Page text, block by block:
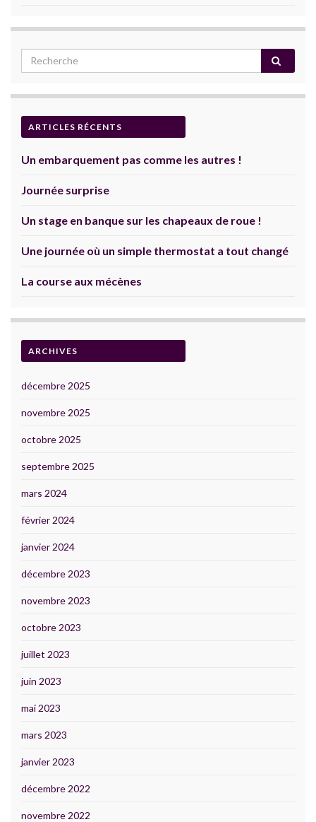
ARTICLES RÉCENTS
Un embarquement pas comme les autres !
Journée surprise
Un stage en banque sur les chapeaux de roue !
Une journée où un simple thermostat a tout changé
La course aux mécènes
ARCHIVES
décembre 2025
novembre 2025
octobre 2025
septembre 2025
mars 2024
février 2024
janvier 2024
décembre 2023
novembre 2023
octobre 2023
juillet 2023
juin 2023
mai 2023
mars 2023
janvier 2023
décembre 2022
novembre 2022